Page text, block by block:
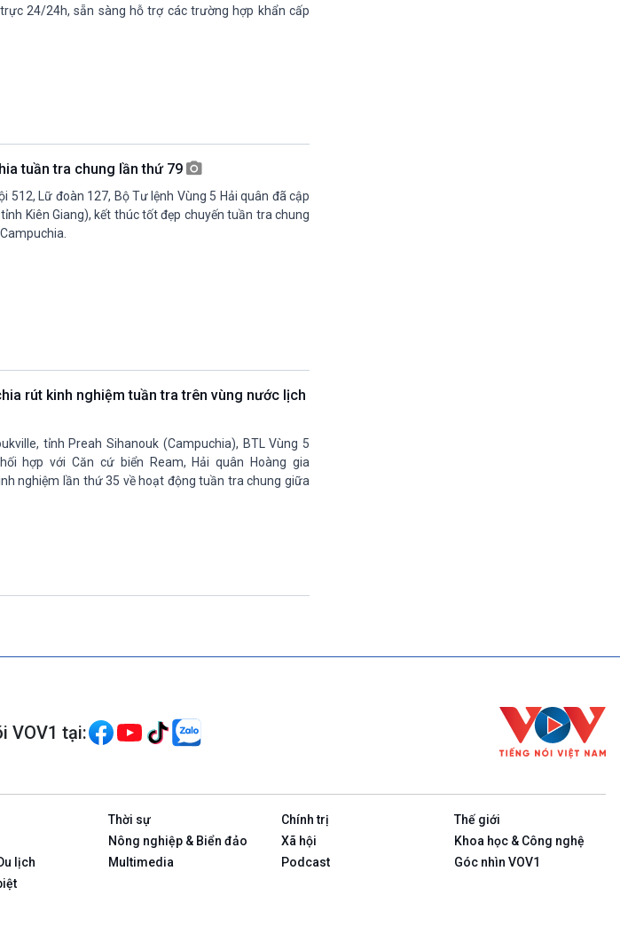
24/24h, sẵn sàng hỗ trợ các trường hợp khẩn cấp
tuần tra chung lần thứ 79
512, Lữ đoàn 127, Bộ Tư lệnh Vùng 5 Hải quân đã cập
Kiên Giang), kết thúc tốt đẹp chuyến tuần tra chung
rút kinh nghiệm tuần tra trên vùng nước lịch
tỉnh Preah Sihanouk (Campuchia), BTL Vùng 5
hợp với Căn cứ biển Ream, Hải quân Hoàng gia
nghiệm lần thứ 35 về hoạt động tuần tra chung giữa
23h15-23h25
VOV1 tại:
Thời sự Chính trị
Thế giới
Nông nghiệp & Biển đảo Xã hội
Khoa học & Công nghệ
lịch
Multimedia Podcast
Góc nhìn VOV1